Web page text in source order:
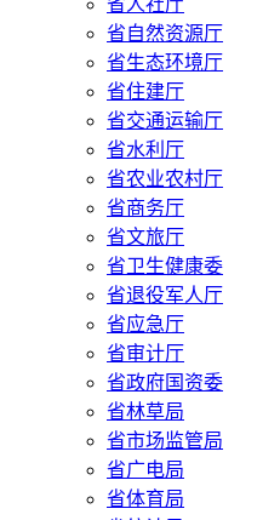
省自然资源厅
省生态环境厅
省住建厅
省交通运输厅
省水利厅
省农业农村厅
省商务厅
省文旅厅
省卫生健康委
省退役军人厅
省应急厅
省审计厅
省政府国资委
省林草局
省市场监管局
省广电局
省体育局